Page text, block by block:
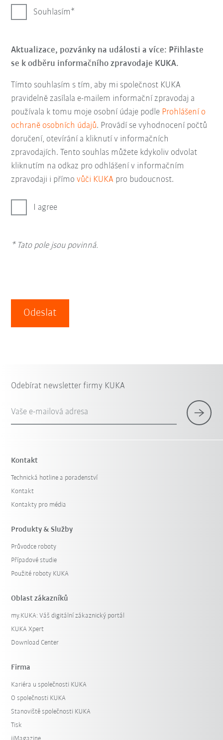
Souhlasím
Aktualizace, pozvánky na události a více: Přihlaste
se k odběru informačního zpravodaje KUKA.
Tímto souhlasím s tím, aby mi společnost KUKA
pravidelně zasílala e-mailem informační zpravodaj a
používala k tomu moje osobní údaje podle Prohlášení o
ochraně osobních údajů. Provádí se vyhodnocení počtů
doručení, otevírání a kliknutí v informačních
zpravodajích. Tento souhlas můžete kdykoliv odvolat
kliknutím na odkaz pro odhlášení v informačním
zpravodaji i přímovůči KUKA pro budoucnost.
I agree
* Tato pole jsou povinná.
Odeslat
Odebírat newsletter firmy KUKA
Vaše e-mailová adresa
Kontakt
Technická hotline a poradenství
Kontakt
Kontakty pro média
Produkty & Služby
Průvodce roboty
Případové studie
Použité roboty KUKA
Oblast zákazníků
my.KUKA: Váš digitální zákaznický portál
KUKA Xpert
Download Center
Firma
Kariéra u společnosti KUKA
O společnosti KUKA
Stanoviště společnosti KUKA
Tisk